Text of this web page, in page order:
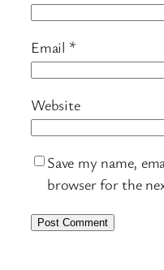
Email *
Website
Save my name,
browser for the